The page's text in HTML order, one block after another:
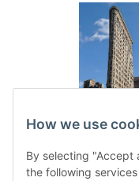
Categories
How we use
By selecting "Accept
the following